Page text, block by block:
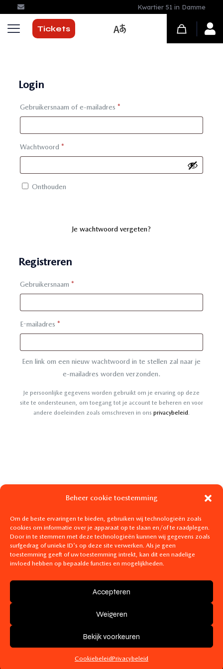
Beheer cookie toestemming
Om de beste ervaringen te bieden, gebruiken wij technologieën zoals
cookies om informatie over je apparaat op te slaan en/of te raadplegen.
Door in te stemmen met deze technologieën kunnen wij gegevens zoals
surfgedrag of unieke ID's op deze site verwerken. Als je geen
toestemming geeft of uw toestemming intrekt, kan dit een nadelige
invloed hebben op bepaalde functies en mogelijkheden.
Accepteren
Weigeren
Bekijk voorkeuren
CookiebeleidPrivacybeleid
Kwartier 51 in Damme
Tickets
Login
Gebruikersnaam of e-mailadres *Vereist
Wachtwoord *Vereist
Onthouden
Je wachtwoord vergeten?
Registreren
Gebruikersnaam *Vereist
E-mailadres *Vereist
Een link om een nieuw wachtwoord in te stellen zal naar je
e-mailadres worden verzonden.
Je persoonlijke gegevens worden gebruikt om je ervaring op deze
site te ondersteunen, om toegang tot je account te beheren en voor
andere doeleinden zoals omschreven in ons privacybeleid.
Made with love byDigimaster.be
Privacybeleid-Cookiebleid